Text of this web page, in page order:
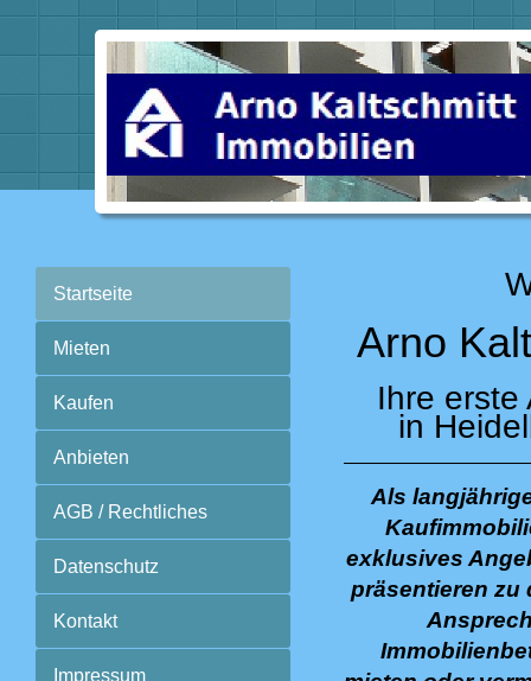
Startseite
Mieten
Kaufen
Anbieten
AGB / Rechtliches
Datenschutz
Kontakt
Impressum
Arno
Ihre erste
in
Als
exklusives
präsentieren zu